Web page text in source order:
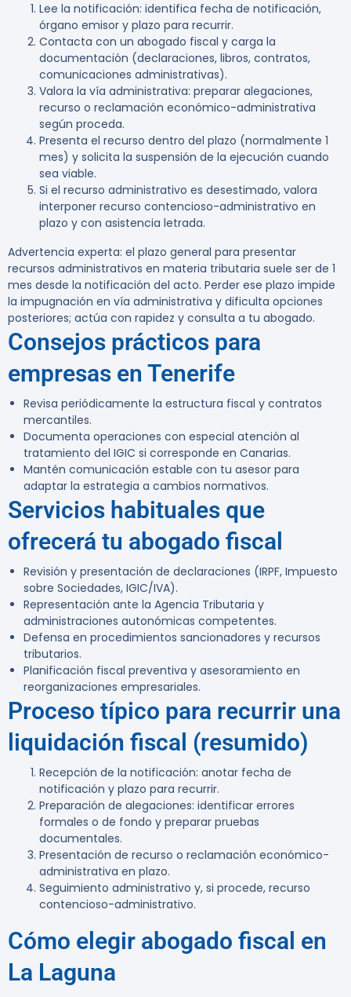
Lee la notificación: identifica fecha de notificación,
órgano emisor y plazo para recurrir.
Contacta con un abogado fiscal y carga la
documentación (declaraciones, libros, contratos,
comunicaciones administrativas).
Valora la vía administrativa: preparar alegaciones,
recurso o reclamación económico-administrativa
según proceda.
Presenta el recurso dentro del plazo (normalmente 1
mes) y solicita la suspensión de la ejecución cuando
sea viable.
Si el recurso administrativo es desestimado, valora
interponer recurso contencioso-administrativo en
plazo y con asistencia letrada.
Advertencia experta: el plazo general para presentar
recursos administrativos en materia tributaria suele ser de 1
mes desde la notificación del acto. Perder ese plazo impide
la impugnación en vía administrativa y dificulta opciones
posteriores; actúa con rapidez y consulta a tu abogado.
Consejos prácticos para
empresas en Tenerife
Revisa periódicamente la estructura fiscal y contratos
mercantiles.
Documenta operaciones con especial atención al
tratamiento del IGIC si corresponde en Canarias.
Mantén comunicación estable con tu asesor para
adaptar la estrategia a cambios normativos.
Servicios habituales que
ofrecerá tu abogado fiscal
Revisión y presentación de declaraciones (IRPF, Impuesto
sobre Sociedades, IGIC/IVA).
Representación ante la Agencia Tributaria y
administraciones autonómicas competentes.
Defensa en procedimientos sancionadores y recursos
tributarios.
Planificación fiscal preventiva y asesoramiento en
reorganizaciones empresariales.
Proceso típico para recurrir una
liquidación fiscal (resumido)
Recepción de la notificación: anotar fecha de
notificación y plazo para recurrir.
Preparación de alegaciones: identificar errores
formales o de fondo y preparar pruebas
documentales.
Presentación de recurso o reclamación económico-
administrativa en plazo.
Seguimiento administrativo y, si procede, recurso
contencioso-administrativo.
Cómo elegir abogado fiscal en
La Laguna